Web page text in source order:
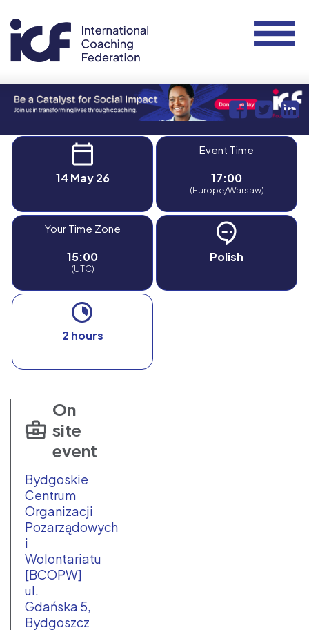
14 May 26
Event Time
17:00
(Europe/Warsaw)
Your Time Zone
15:00
(UTC)
Polish
2 hours
On
site
event
Bydgoskie
Centrum
Organizacji
Pozarządowych
i
Wolontariatu
[BCOPW]
ul.
Gdańska 5,
Bydgoszcz